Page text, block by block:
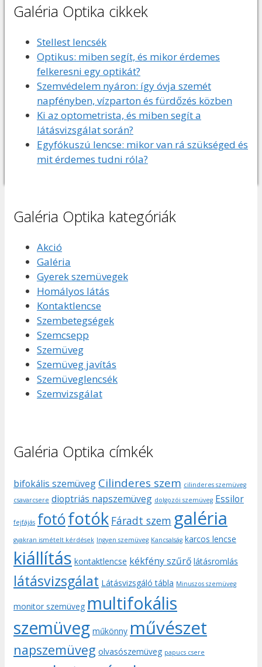
Galéria Optika cikkek
Stellest lencsék
Optikus: miben segít, és mikor érdemes
felkeresni egy optikát?
Szemvédelem nyáron: így óvja szemét
napfényben, vízparton és fürdőzés közben
Ki az optometrista, és miben segít a
látásvizsgálat során?
Egyfókuszú lencse: mikor van rá szükséged és
mit érdemes tudni róla?
Galéria Optika kategóriák
Akció
Galéria
Gyerek szemüvegek
Homályos látás
Kontaktlencse
Szembetegségek
Szemcsepp
Szemüveg
Szemüveg javítás
Szemüveglencsék
Szemvizsgálat
Galéria Optika címkék
bifokális szemüveg Cilinderes szem cilinderes szemüveg
csavarcsere dioptriás napszemüveg dolgozói szemüveg Essilor
fejfájás fotófotók Fáradt szem galéria
gyakran ismételt kérdések Ingyen szemüveg Kancsalság karcos lencse
kiállítás kontaktlencse kékfény szűrő látásromlás
látásvizsgálat Látásvizsgáló tábla Minuszos szemüveg
monitor szemüveg multifokális
szemüveg műkönny művészet
napszemüveg olvasószemüveg papucs csere